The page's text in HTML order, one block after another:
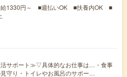
給1330円～ ■週払いOK ■扶養内OK ■
サポート≫▽具体的なお仕事は…・食事
守り・トイレやお風呂のサポー…